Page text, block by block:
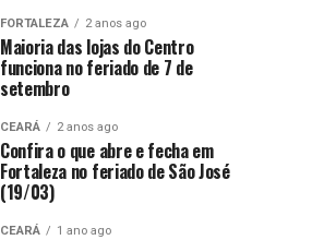
FORTALEZA 2 anos ago
Maioria das lojas do Centro
funciona no feriado de 7 de
setembro
CEARÁ 2 anos ago
Confira o que abre e fecha em
Fortaleza no feriado de São José
(19/03)
CEARÁ 1 ano ago